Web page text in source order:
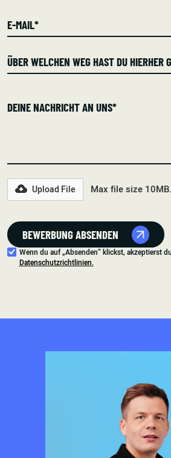
Upload File Max file size 10MB.
Wenn du auf „Absenden“ klickst, akzeptierst
Datenschutzrichtlinien.